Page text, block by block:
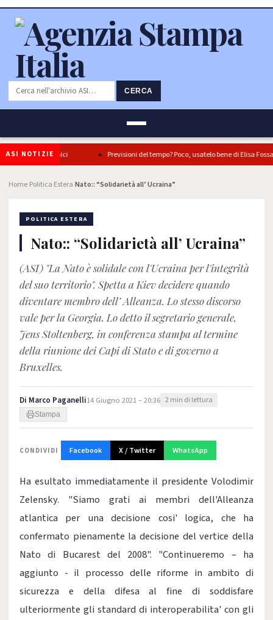
CERCA
ASI NOTIZIE
tre piatti iconici Previsioni del tempo? Poco, usatelo bene di Elisa Fossati
Home Politica Estera Nato:: “Solidarietà all’ Ucraina”
POLITICA ESTERA
Nato:: “Solidarietà all’ Ucraina”
(ASI) "La Nato è solidale con l'Ucraina per l'integrità
del suo territorio". Spetta a Kiev decidere quando
diventare membro dell’ Alleanza. Lo stesso discorso
vale per la Georgia. Lo detto il segretario generale,
Jens Stoltenberg, in conferenza stampa al termine
della riunione dei Capi di Stato e di governo a
Bruxelles.
Di Marco Paganelli14 Giugno 2021 – 20:36 2 min di lettura
Stampa
CONDIVIDI Facebook X / Twitter WhatsApp
Ha esultato immediatamente il presidente Volodimir
Zelensky. "Siamo grati ai membri dell'Alleanza
atlantica per una decisione cosi' logica, che ha
confermato pienamente la decisione del vertice della
Nato di Bucarest del 2008". "Continueremo – ha
aggiunto - il processo delle riforme in ambito di
sicurezza e della difesa al fine di soddisfare
ulteriormente gli standard di interoperabilita' con gli